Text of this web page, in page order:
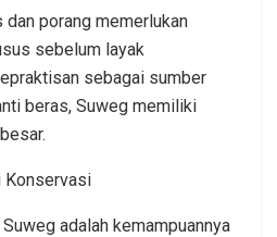
porang memerlukan
sebelum layak
sebagai sumber
beras, Suweg memiliki
Konservasi
adalah kemampuannya